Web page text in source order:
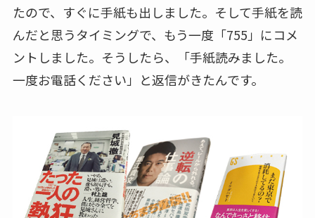
たので、すぐに手紙も出しました。そして手紙を読
んだと思うタイミングで、もう一度「755」にコメ
ントしました。そうしたら、「手紙読みました。
一度お電話ください」と返信がきたんです。